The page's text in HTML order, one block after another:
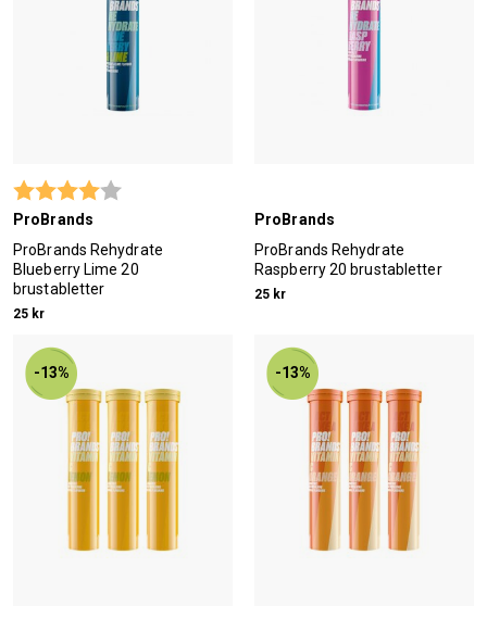
Betyg:
ProBrands
ProBrands Rehydrate
Blueberry Lime 20
brustabletter
25 kr
ProBrands
ProBrands Rehydrate
Raspberry 20 brustabletter
25 kr
-13% -13%